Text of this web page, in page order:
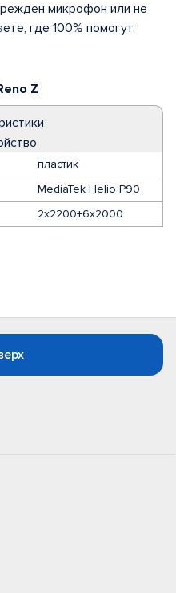
Z
пластик
MediaTek Helio P90
2х2200+6х2000
микрофон или не
где 100% помогут.